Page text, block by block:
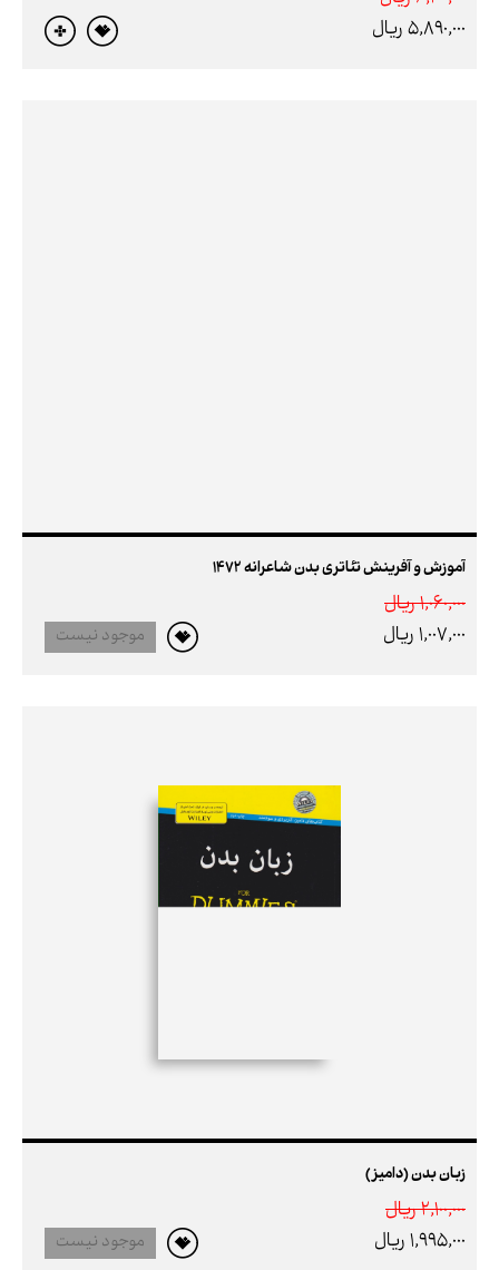
5,890,000 ريال
آموزش و آفرینش تئاتری بدن شاعرانه 1472
1,060,000 ريال
1,007,000 ريال
موجود نیست
زبان بدن (دامیز)
2,100,000 ريال
1,995,000 ريال
موجود نیست